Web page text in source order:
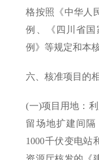
格按照《中华人
例、《四川省
例》等规定和本
六、核准项目的
(一)项目用地：
留场地扩建间
1000千伏变电站